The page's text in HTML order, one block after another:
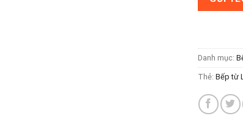
Danh mục:
Thẻ: Bếp từ